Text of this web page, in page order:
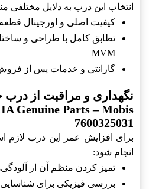
انتخاب این درب به دلایل
کیفیت اصلی و اورجینال قطعه
تطابق کامل با طراحی و
MVM
گارانتی و خدمات پس از
نگهداری و مراقبت از درب
Genuine Parts – Mobis
7600325031
برای افزایش عمر این درب لازم
انجام شود:
تمیز کردن منظم آن از
بررسی فیزیکی برای